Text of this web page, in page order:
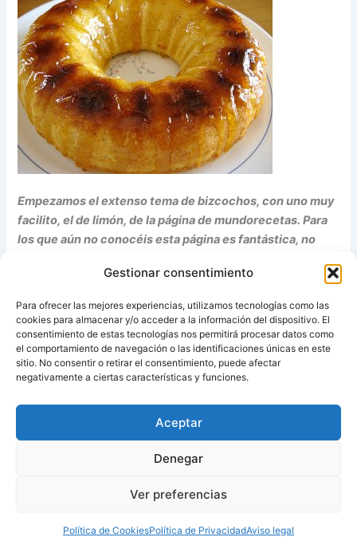
Gestionar consentimiento
Para ofrecer las mejores experiencias, utilizamos tecnologías como las
cookies para almacenar y/o acceder a la información del dispositivo. El
consentimiento de estas tecnologías nos permitirá procesar datos como
el comportamiento de navegación o las identificaciones únicas en este
sitio. No consentir o retirar el consentimiento, puede afectar
negativamente a ciertas características y funciones.
Aceptar
Denegar
Ver preferencias
Política de CookiesPolítica de PrivacidadAviso legal
Empezamos el extenso tema de bizcochos, con uno muy
facilito, el de limón, de la página de mundorecetas. Para
los que aún no conocéis esta página es fantástica, no
información que recoge en sus foros.
Receta de bizcocho de limón
Fuente: Recetas Ana Alvarez
ANTERIOR SIGUIENTE